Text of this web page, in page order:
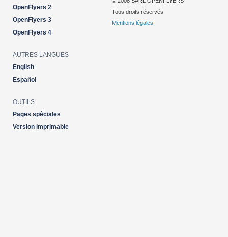
OpenFlyers 2
OpenFlyers 3
OpenFlyers 4
AUTRES LANGUES
English
Español
OUTILS
Pages spéciales
Version imprimable
Tous droits réservés
Mentions légales